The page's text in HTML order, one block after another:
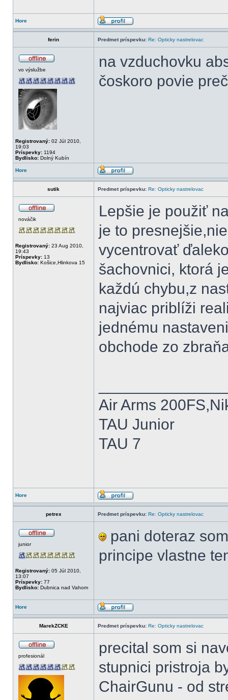
Hore
ferin Predmet príspevku: Re: Opticky nastrelovac
vo výslužbe
Registrovaný: 02 Júl 2010,
19:03
Príspevky: 1194
Bydlisko: Dolný Kubín
na vzduchovku
čoskoro povie
Hore
sutik Predmet príspevku: Re: Opticky nastrelovac
nováčik
Registrovaný: 23 Aug 2010,
19:43
Príspevky: 13
Bydlisko: Košice,Hlinkova 15
Lepšie je použiť
je to
vycentrovať
šachovnici, ktorá
každú chybu,z
najviac priblíži
jednému
obchode zo
Air Arms
TAU Junior
TAU 7
Hore
petrex Predmet príspevku: Re: Opticky nastrelovac
junior
Registrovaný: 05 Júl 2010,
13:07
Príspevky: 77
Bydlisko: Dubnica nad Vahom
pani doteraz
principe vlastne
Hore
MarekZCKE Predmet príspevku: Re: Opticky nastrelovac
profesionál
precital som si
stupnici pristroja
ChairGunu - od